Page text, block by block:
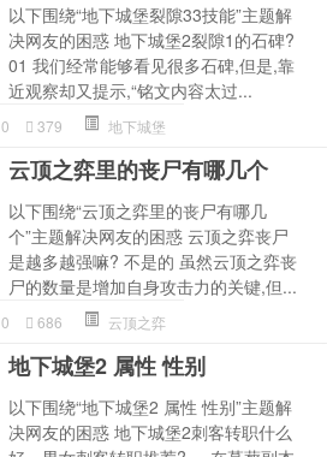
以下围绕“地下城堡裂隙33技能”主题解
决网友的困惑 地下城堡2裂隙1的石碑?
01 我们经常能够看见很多石碑,但是,靠
近观察却又提示,“铭文内容太过...
0 379 地下城堡
云顶之弈里的丧尸有哪几个
以下围绕“云顶之弈里的丧尸有哪几
个”主题解决网友的困惑 云顶之弈丧尸
是越多越强嘛? 不是的 虽然云顶之弈丧
尸的数量是增加自身攻击力的关键,但...
0 686 云顶之弈
地下城堡2 属性 性别
以下围绕“地下城堡2 属性 性别”主题解
决网友的困惑 地下城堡2刺客转职什么